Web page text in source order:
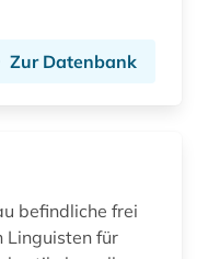
Zur Datenbank
befindliche frei
Linguisten für